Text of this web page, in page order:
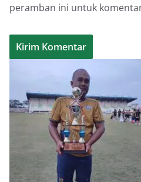
peramban ini untuk